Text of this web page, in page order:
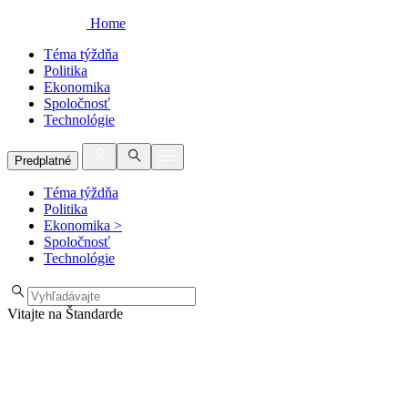
Home
Téma týždňa
Politika
Ekonomika
Spoločnosť
Technológie
Predplatné
Téma týždňa
Politika
Ekonomika >
Spoločnosť
Technológie
Vitajte na Štandarde